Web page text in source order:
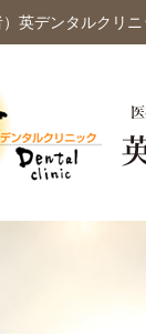
英デンタルクリ